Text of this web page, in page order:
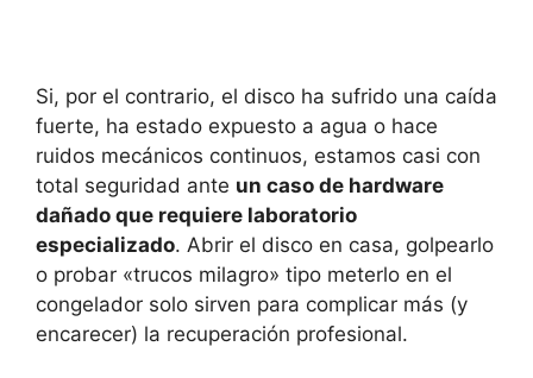
Si, por el contrario, el disco ha sufrido una caída
fuerte, ha estado expuesto a agua o hace
ruidos mecánicos continuos, estamos casi con
total seguridad ante un caso de hardware
dañado que requiere laboratorio
especializado. Abrir el disco en casa, golpearlo
o probar «trucos milagro» tipo meterlo en el
congelador solo sirven para complicar más (y
encarecer) la recuperación profesional.